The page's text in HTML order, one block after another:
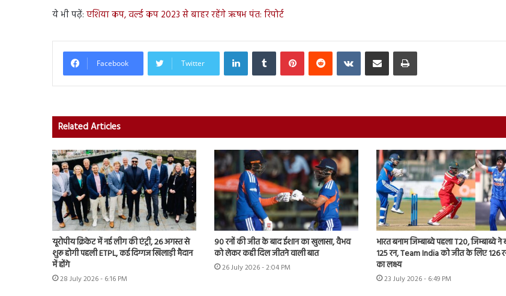
ये भी पढ़ें: एशिया कप, वर्ल्ड कप 2023 से बाहर रहेंगे ऋषभ पंत: रिपोर्ट
Facebook Twitter
LinkedInTumblr PinterestReddit VKontakteShare via Email Print
Related Articles
यूरोपीय क्रिकेट में नई लीग की एंट्री, 26 अगस्त से
शुरू होगी पहली ETPL, कई दिग्गज खिलाड़ी मैदान
में होंगे
28 July 2026 - 6:16 PM
90 रनों की जीत के बाद ईशान का खुलासा, वैभव
को लेकर कही दिल जीतने वाली बात
26 July 2026 - 2:04 PM
भारत बनाम जिम्बाब्वे पहला T20, जिम्बाब्वे ने
125 रन, Team India को जीत के लिए 126
का लक्ष्य
23 July 2026 - 6:49 PM